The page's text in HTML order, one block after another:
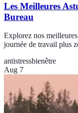
Les Meilleures
Bureau
Explorez nos
journée de travail plus
antistressbienêtre
Aug 7